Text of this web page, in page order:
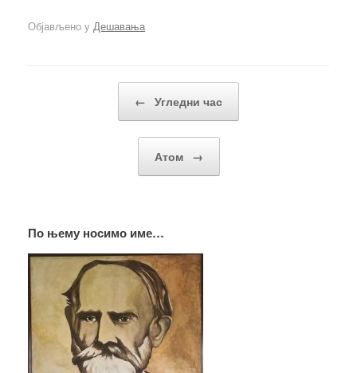
Објављено у Дешавања
← Угледни час
Атом →
По њему носимо име…